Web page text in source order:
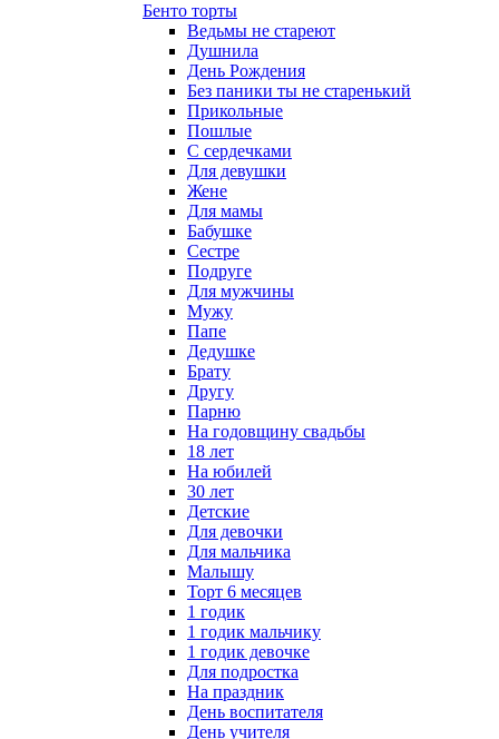
Бенто торты
Ведьмы не стареют
Душнила
День Рождения
Без паники ты не старенький
Прикольные
Пошлые
С сердечками
Для девушки
Жене
Для мамы
Бабушке
Сестре
Подруге
Для мужчины
Мужу
Папе
Дедушке
Брату
Другу
Парню
На годовщину свадьбы
18 лет
На юбилей
30 лет
Детские
Для девочки
Для мальчика
Малышу
Торт 6 месяцев
1 годик
1 годик мальчику
1 годик девочке
Для подростка
На праздник
День воспитателя
День учителя